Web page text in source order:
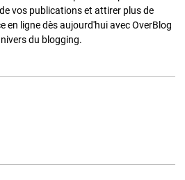
vos publications et attirer plus de
en ligne dès aujourd'hui avec OverBlog
du blogging.